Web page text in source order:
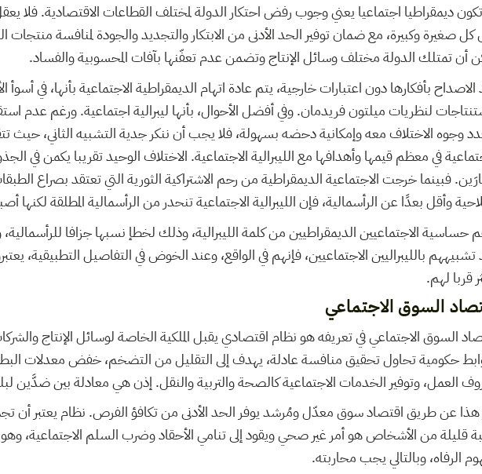
ديمقراطيا اجتماعيا يعني وجوب رفض احتكار الدولة لمختلف القطاعات الاقتصادية. فلا
كل صغيرة وكبيرة، مع ضمان توفير الحد الأدنى من الابتكار والتجديد والجودة لمنافسة منتجات
أن تمتلك الدولة مختلف وسائل الإنتاج وتضمن عدم تعفّنها بآفات المحسوبية والفساد.
الاصداح بأفكارها دون اعتبارات خارجية، يتم عادة اتهام الديمقراطية الاجتماعية بأنها، في أسوأ
لنظريات ميلتون فريدمان. وفي أفضل الأحوال، بأنها ليبرالية اجتماعية. ورغم عدم
وجوه الاختلاف معه وإمكانية دحضه بسهولة، فلا يجب أن ننكر جدية التشبيه الثاني، حيث
في معظم قيمها وأهدافها مع الليبرالية الاجتماعية. الاختلاف الوحيد تقريبا يكمن في
فبينما خرجت الاجتماعية الديمقراطية من رحم الاشتراكية الثورية التي تعتقد بصراع
وأقل بعدًا عن الرأسمالية، فإن الليبرالية الاجتماعية تنحدر من الرأسمالية المطلقة لكنها
حساسية الاجتماعيين الديمقراطيين من كلمة الليبرالية، وذلك لخطإ نسبها جزافا
تشبيههم بالليبراليين الاجتماعيين، فإنهم في الواقع، وعند الخوض في التفاصيل التطبيقية،
قربا لهم.
السوق الاجتماعي
السوق الاجتماعي في تعريفه هو نظام اقتصادي يقبل الملكية الخاصة لوسائل الإنتاج
حكومية تحاول تحقيق منافسة عادلة، يهدف إلى التقليل من التضخم، خفض معدلات
العمل، وتوفير الخدمات الاجتماعية كالصحة والتربية والنقل. إذن هي معادلة بين ضدَّين
هذا عن طريق اقتصاد سوق معدّل ومُرشد يوفر الحد الأدنى من تكافؤ الفرص. نظام يعتبر أن
قليلة من الأشخاص هو أمر غير صحي ويقود إلى تنامي الأحقاد وضرب السلم الاجتماعية،
الرفاه، وبالتالي يجب محاربته.